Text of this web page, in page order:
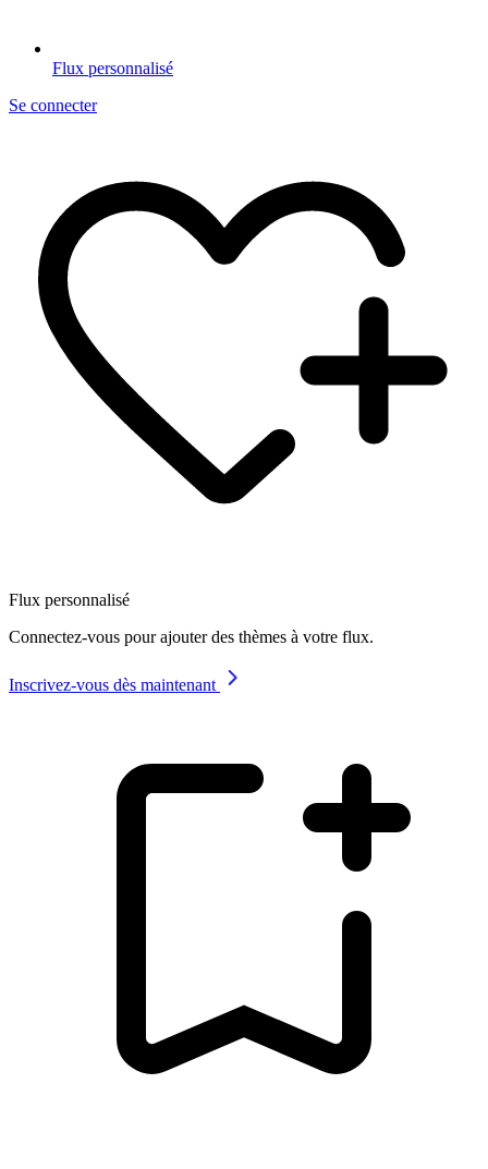
Flux personnalisé
Se connecter
Flux personnalisé
Connectez-vous pour ajouter des thèmes à votre flux.
Inscrivez-vous dès maintenant